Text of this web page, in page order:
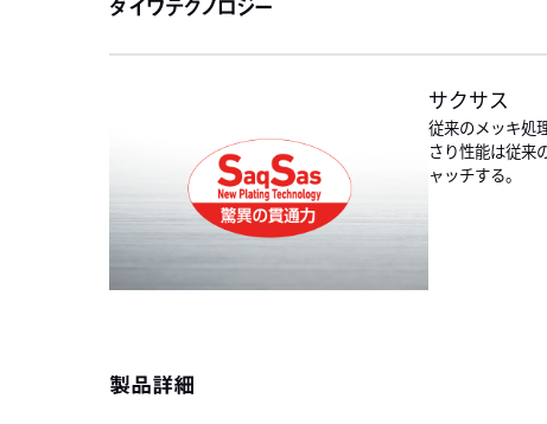
ダイワテクノロジー
サクサス
従来のメッキ処
さり性能は従来
ャッチする。
製品詳細